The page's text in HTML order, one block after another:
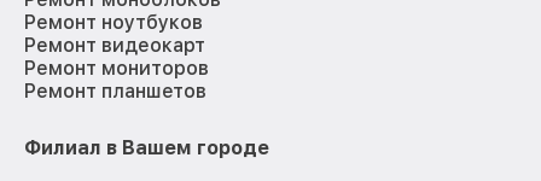
Ремонт ноутбуков
Ремонт видеокарт
Ремонт мониторов
Ремонт планшетов
Филиал в Вашем городе